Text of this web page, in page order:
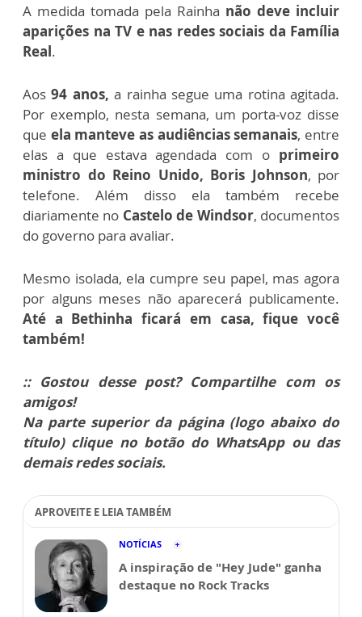
A medida tomada pela Rainha não deve incluir
aparições na TV e nas redes sociais da Família
Real.
Aos94 anos,a rainha segue uma rotina agitada.
Por exemplo, nesta semana, um porta-voz disse
que ela manteve as audiências semanais, entre
elas a que estava agendada com o primeiro
ministro do Reino Unido, Boris Johnson, por
telefone. Além disso ela também recebe
diariamente no Castelo de Windsor, documentos
do governo para avaliar.
Mesmo isolada, ela cumpre seu papel, mas agora
por alguns meses não aparecerá publicamente.
Até a Bethinha ficará em casa, fique você
também!
:: Gostou desse post? Compartilhe com os
amigos!
Na parte superior da página (logo abaixo do
título) clique no botão do WhatsApp ou das
demais redes sociais.
APROVEITE E LEIA TAMBÉM
NOTÍCIAS
A inspiração de "Hey Jude" ganha
destaque no Rock Tracks